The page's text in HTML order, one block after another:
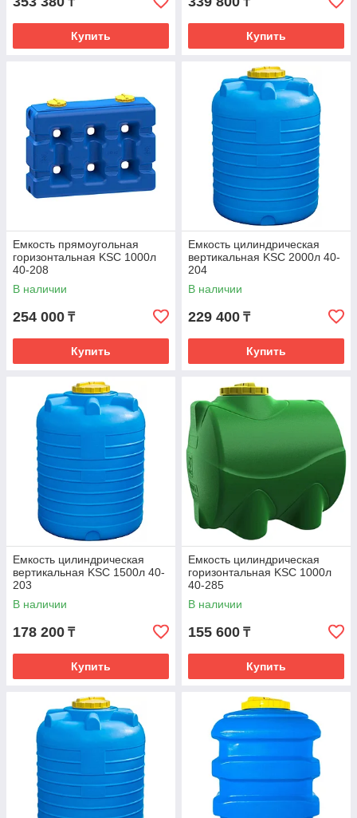
Купить Купить
Емкость прямоугольная
горизонтальная KSC 1000л
40-208
В наличии
254 000 ₸
Купить
Емкость цилиндрическая
вертикальная KSC 2000л 40-
204
В наличии
229 400 ₸
Купить
Емкость цилиндрическая
вертикальная KSC 1500л 40-
203
В наличии
178 200 ₸
Купить
Емкость цилиндрическая
горизонтальная KSC 1000л
40-285
В наличии
155 600 ₸
Купить